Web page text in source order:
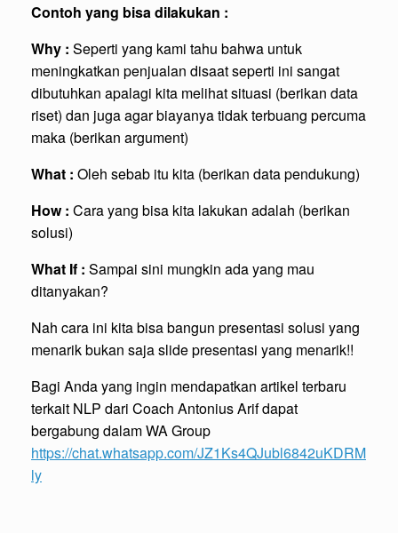
Contoh yang bisa dilakukan :
Why : Seperti yang kami tahu bahwa untuk
meningkatkan penjualan disaat seperti ini sangat
dibutuhkan apalagi kita melihat situasi (berikan data
riset) dan juga agar biayanya tidak terbuang percuma
maka (berikan argument)
What : Oleh sebab itu kita (berikan data pendukung)
How : Cara yang bisa kita lakukan adalah (berikan
solusi)
What If : Sampai sini mungkin ada yang mau
ditanyakan?
Nah cara ini kita bisa bangun presentasi solusi yang
menarik bukan saja slide presentasi yang menarik!!
Bagi Anda yang ingin mendapatkan artikel terbaru
terkait NLP dari Coach Antonius Arif dapat
bergabung dalam WA Group
https://chat.whatsapp.com/JZ1Ks4QJubl6842uKDRM
ly